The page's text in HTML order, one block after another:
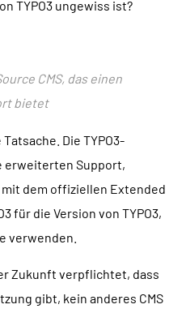
TYPO3 ungewiss ist?
CMS, das einen
bietet
Die TYPO3-
erweiterten Support,
dem offiziellen Extended
für die Version von TYPO3,
verwenden.
Zukunft verpflichtet, dass
gibt, kein anderes CMS